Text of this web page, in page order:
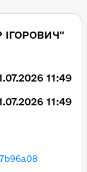
11:49
11:49